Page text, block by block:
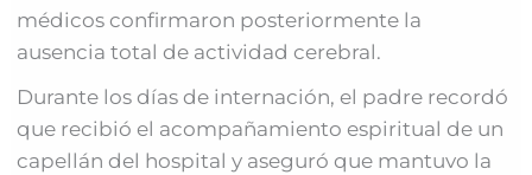
médicos confirmaron posteriormente la
ausencia total de actividad cerebral.
Durante los días de internación, el padre recordó
que recibió el acompañamiento espiritual de un
capellán del hospital y aseguró que mantuvo la